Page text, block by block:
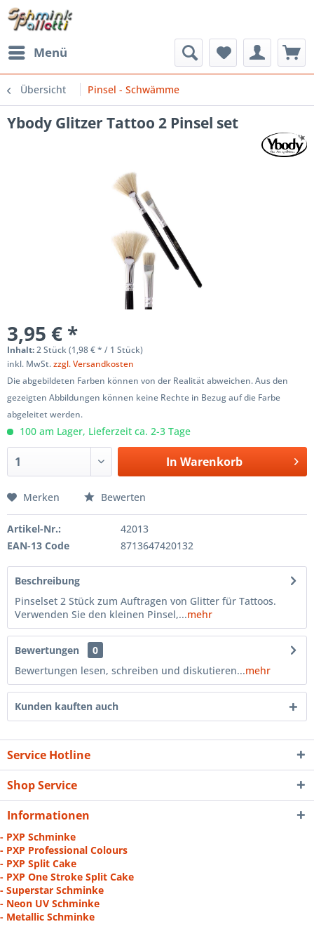
Menü
Übersicht Pinsel - Schwämme
Ybody Glitzer Tattoo 2 Pinsel set
3,95 € *
Inhalt:2 Stück (1,98 € * / 1 Stück)
inkl. MwSt.zzgl. Versandkosten
Die abgebildeten Farben können von der Realität abweichen. Aus den
gezeigten Abbildungen können keine Rechte in Bezug auf die Farbe
abgeleitet werden.
100 am Lager, Lieferzeit ca. 2-3 Tage
In Warenkorb
Merken Bewerten
Artikel-Nr.:
42013
EAN-13 Code
8713647420132
Beschreibung
Pinselset 2 Stück zum Auftragen von Glitter für Tattoos.
Verwenden Sie den kleinen Pinsel,...mehr
Bewertungen
0
Bewertungen lesen, schreiben und diskutieren...mehr
Kunden kauften auch
Service Hotline
Shop Service
Informationen
- PXP Schminke
- PXP Professional Colours
- PXP Split Cake
- PXP One Stroke Split Cake
- Superstar Schminke
- Neon UV Schminke
- Metallic Schminke